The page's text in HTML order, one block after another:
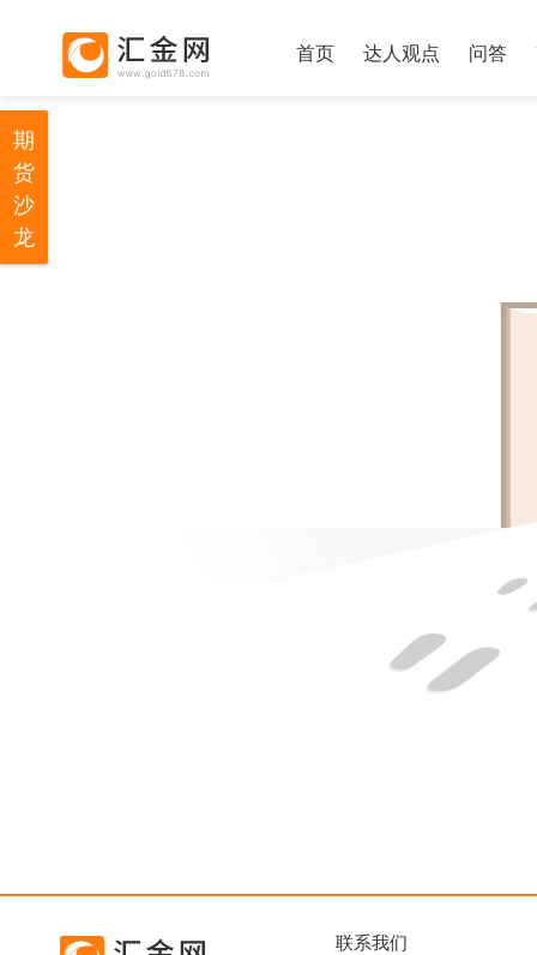
首页 达人观点 问答
联系我们
期
货
沙
龙